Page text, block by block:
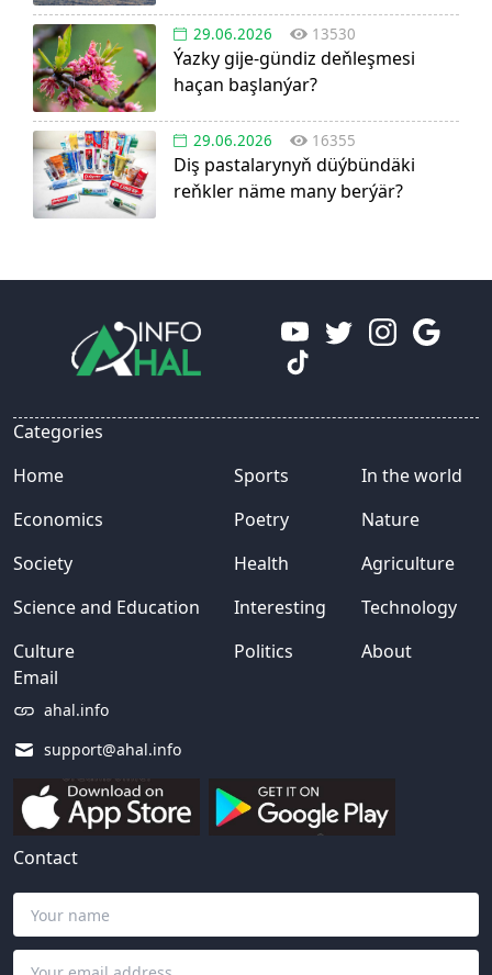
29.06.2026 13530
Ýazky gije-gündiz deňleşmesi
haçan başlanýar?
29.06.2026 16355
Diş pastalarynyň düýbündäki
reňkler näme many berýär?
Email
ahal.info
support@ahal.info
Categories
Home
Economics
Society
Science and Education
Culture
Sports
Poetry
Health
Interesting
Politics
In the world
Nature
Agriculture
Technology
About
Contact